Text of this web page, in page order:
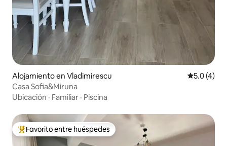
Alojamiento en Vladimirescu
5.0 (4)
Casa Sofia&Miruna
Ubicación · Familiar · Piscina
Favorito entre huéspedes preferido
Favorito entre huéspedes